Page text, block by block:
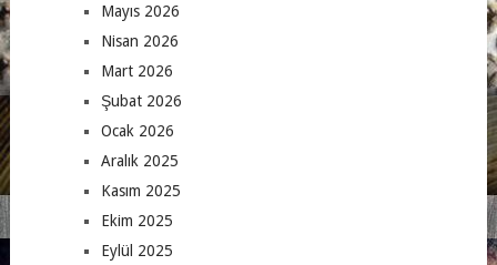
Mayıs 2026
Nisan 2026
Mart 2026
Şubat 2026
Ocak 2026
Aralık 2025
Kasım 2025
Ekim 2025
Eylül 2025